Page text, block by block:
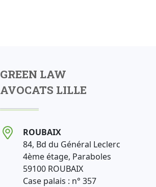
GREEN LAW
AVOCATS LILLE
ROUBAIX
84, Bd du Général Leclerc
4ème étage, Paraboles
59100 ROUBAIX
Case palais : n° 357